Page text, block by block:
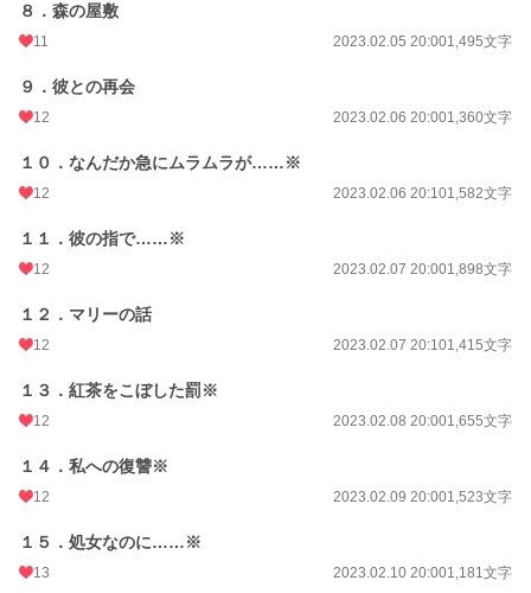
８．森の屋敷
11 2023.02.05 20:001,495文字
９．彼との再会
12 2023.02.06 20:001,360文字
１０．なんだか急にムラムラが……※
12 2023.02.06 20:101,582文字
１１．彼の指で……※
12 2023.02.07 20:001,898文字
１２．マリーの話
12 2023.02.07 20:101,415文字
１３．紅茶をこぼした罰※
12 2023.02.08 20:001,655文字
１４．私への復讐※
12 2023.02.09 20:001,523文字
１５．処女なのに……※
13 2023.02.10 20:001,181文字